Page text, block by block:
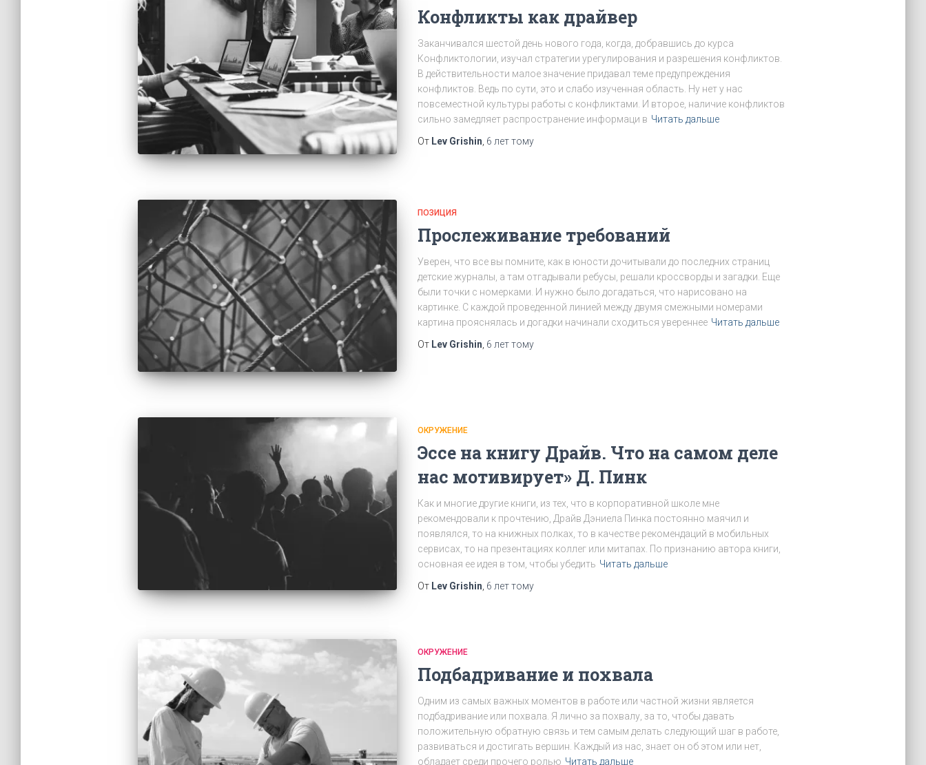
Конфликты как драйвер
Заканчивался шестой день нового года, когда, добравшись до курса
Конфликтологии, изучал стратегии урегулирования и разрешения конфликтов.
В действительности малое значение придавал теме предупреждения
конфликтов. Ведь по сути, это и слабо изученная область. Ну нет у нас
повсеместной культуры работы с конфликтами. И второе, наличие конфликтов
сильно замедляет распространение информаци в Читать дальше
От Lev Grishin 6 леттому
ПОЗИЦИЯ
Прослеживание требований
Уверен, что все вы помните, как в юности дочитывали до последних страниц
детские журналы, а там отгадывали ребусы, решали кроссворды и загадки. Еще
были точки с номерками. И нужно было догадаться, что нарисовано на
картинке. С каждой проведенной линией между двумя смежными номерами
картина прояснялась и догадки начинали сходиться увереннее Читать дальше
От Lev Grishin 6 леттому
ОКРУЖЕНИЕ
Эссе на книгу Драйв. Что на самом деле
нас мотивирует» Д. Пинк
Как и многие другие книги, из тех, что в корпоративной школе мне
рекомендовали к прочтению, Драйв Дэниела Пинка постоянно маячил и
появлялся, то на книжных полках, то в качестве рекомендаций в мобильных
сервисах, то на презентациях коллег или митапах. По признанию автора книги,
основная ее идея в том, чтобы убедить Читать дальше
От Lev Grishin, 6 леттому
ОКРУЖЕНИЕ
Подбадривание и похвала
Одним из самых важных моментов в работе или частной жизни является
подбадривание или похвала. Я лично за похвалу, за то, чтобы давать
положительную обратную связь и тем самым делать следующий шаг в работе,
развиваться и достигать вершин. Каждый из нас, знает он об этом или нет,
обладает среди прочего ролью Читать дальше